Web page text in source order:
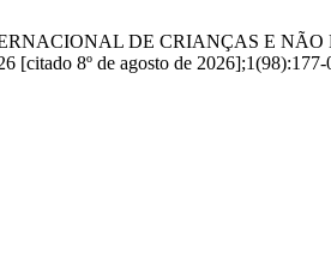
DE CRIANÇAS E
8º de agosto de